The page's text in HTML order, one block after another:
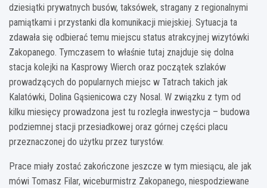
dziesiątki prywatnych busów, taksówek, stragany z regionalnymi
pamiątkami i przystanki dla komunikacji miejskiej. Sytuacja ta
zdawała się odbierać temu miejscu status atrakcyjnej wizytówki
Zakopanego. Tymczasem to właśnie tutaj znajduje się dolna
stacja kolejki na Kasprowy Wierch oraz początek szlaków
prowadzących do popularnych miejsc w Tatrach takich jak
Kalatówki, Dolina Gąsienicowa czy Nosal. W związku z tym od
kilku miesięcy prowadzona jest tu rozległa inwestycja – budowa
podziemnej stacji przesiadkowej oraz górnej części placu
przeznaczonej do użytku przez turystów.
Prace miały zostać zakończone jeszcze w tym miesiącu, ale jak
mówi Tomasz Filar, wiceburmistrz Zakopanego, niespodziewane